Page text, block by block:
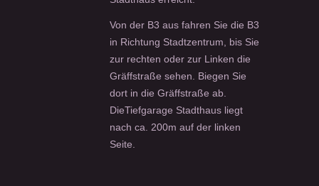
Von der B3 aus fahren Sie die B3
in Richtung Stadtzentrum, bis Sie
zur rechten oder zur Linken die
Gräffstraße sehen. Biegen Sie
dort in die Gräffstraße ab.
DieTiefgarage Stadthaus liegt
nach ca. 200m auf der linken
Seite.